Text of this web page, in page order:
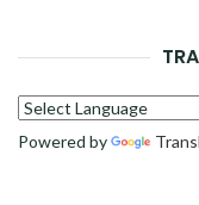
Powered by